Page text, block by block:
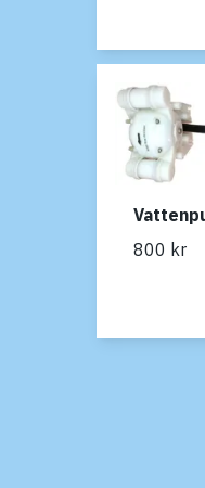
800 kr